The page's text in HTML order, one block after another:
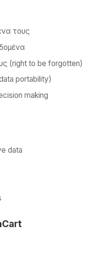
τους
(right to be forgotten)
portability)
making
data